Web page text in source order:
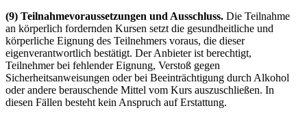
(9) Teilnahmevoraussetzungen und Ausschluss. Die Teilnahme
an körperlich fordernden Kursen setzt die gesundheitliche und
körperliche Eignung des Teilnehmers voraus, die dieser
eigenverantwortlich bestätigt. Der Anbieter ist berechtigt,
Teilnehmer bei fehlender Eignung, Verstoß gegen
Sicherheitsanweisungen oder bei Beeinträchtigung durch Alkohol
oder andere berauschende Mittel vom Kurs auszuschließen. In
diesen Fällen besteht kein Anspruch auf Erstattung.